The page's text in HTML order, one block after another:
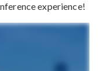
experience!